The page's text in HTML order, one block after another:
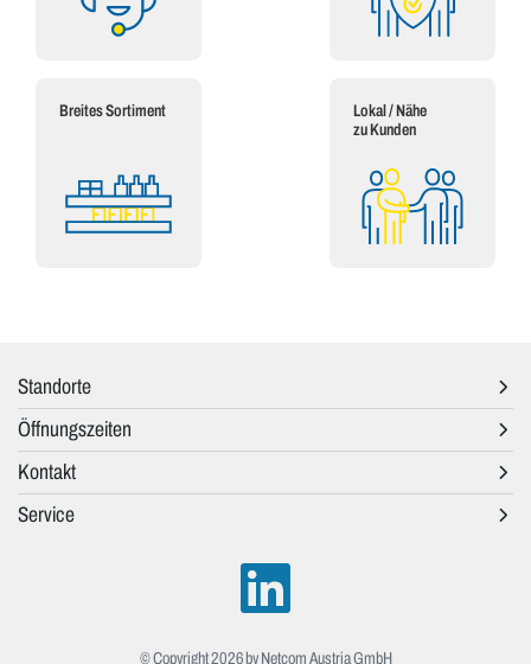
Breites Sortiment
Lokal / Nähe
zu Kunden
Standorte
Öffnungszeiten
Kontakt
Service
© Copyright 2026 by Netcom Austria GmbH